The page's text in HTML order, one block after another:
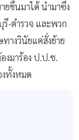
ขึ้นมาได้ นำมาซึ่ง
-ตำรวจ และพวก
างวินัยแค่สั่งย้าย
มาร้อง ป.ป.ช.
ทั้งหมด